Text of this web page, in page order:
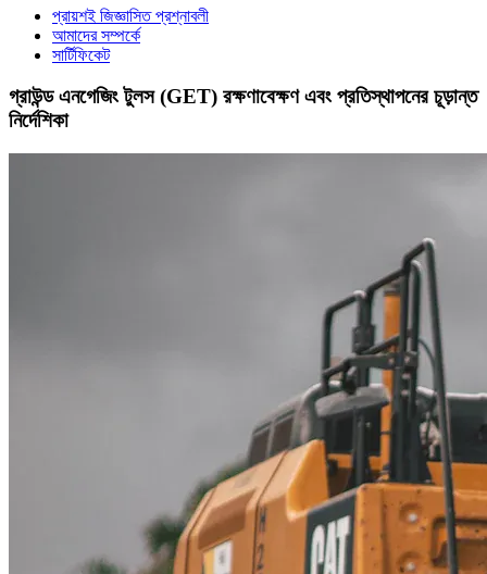
প্রায়শই জিজ্ঞাসিত প্রশ্নাবলী
আমাদের সম্পর্কে
সার্টিফিকেট
গ্রাউন্ড এনগেজিং টুলস (GET) রক্ষণাবেক্ষণ এবং প্রতিস্থাপনের চূড়ান্ত
নির্দেশিকা